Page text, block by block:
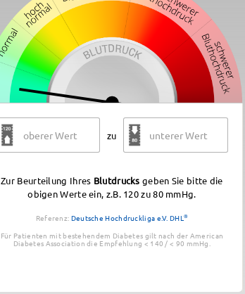
zu
Zur Beurteilung Ihres Blutdrucks geben Sie bitte die
obigen Werte ein, z.B. 120 zu 80 mmHg.
Referenz: Deutsche Hochdruckliga e.V. DHL®
Für Patienten mit bestehendem Diabetes gilt nach der American
Diabetes Association die Empfehlung < 140 / < 90 mmHg.